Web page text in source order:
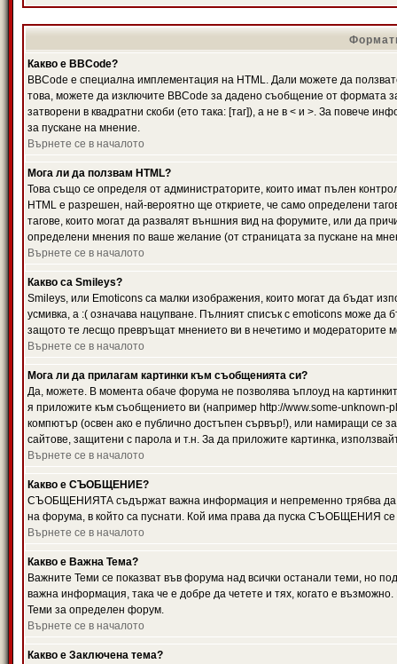
Какво е BBCode?
BBCode е специална имплементация на HTML. Дали можете да
това, можете да изключите BBCode за дадено съобщение от формата
затворени в квадратни скоби (ето така: [таг]), а не в < и >. За повече
за пускане на мнение.
Върнете се в началото
Мога ли да ползвам HTML?
Това също се определя от администраторите, които имат пълен
HTML е разрешен, най-вероятно ще откриете, че само определени
тагове, които могат да развалят външния вид на форумите, или да
определени мнения по ваше желание (от страницата за пускане на
Върнете се в началото
Какво са Smileys?
Smileys, или Emoticons са малки изображения, които могат да бъдат
усмивка, а :( означава нацупване. Пълният списък с emoticons може да
защото те лесщо превръщат мнението ви в нечетимо и модераторите
Върнете се в началото
Мога ли да прилагам картинки към съобщенията си?
Да, можете. В момента обаче форума не позволява ъплоуд на
я приложите към съобщението ви (например http://www.some-
компютър (освен ако е публично достъпен сървър!), или намиращи се
сайтове, защитени с парола и т.н. За да приложите картинка,
Върнете се в началото
Какво е СЪОБЩЕНИЕ?
СЪОБЩЕНИЯТА съдържат важна информация и непременно трябва да
на форума, в който са пуснати. Кой има права да пуска СЪОБЩЕНИЯ се
Върнете се в началото
Какво е Важна Тема?
Важните Теми се показват във форума над всички останали теми,
важна информация, така че е добре да четете и тях, когато е
Теми за определен форум.
Върнете се в началото
Какво е Заключена тема?